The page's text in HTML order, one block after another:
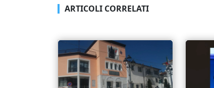
ARTICOLI CORRELATI